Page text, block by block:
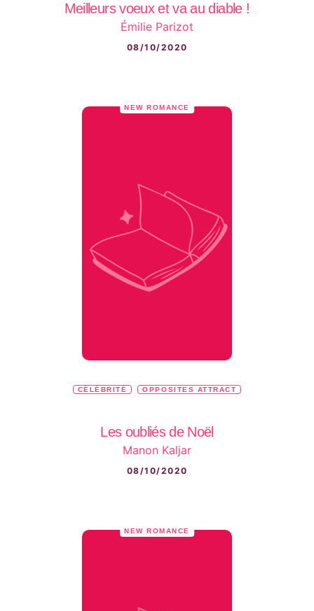
Meilleurs voeux et va au diable !
Émilie Parizot
08/10/2020
NEW ROMANCE
CÉLÉBRITÉ OPPOSITES ATTRACT
Les oubliés de Noël
Manon Kaljar
08/10/2020
NEW ROMANCE